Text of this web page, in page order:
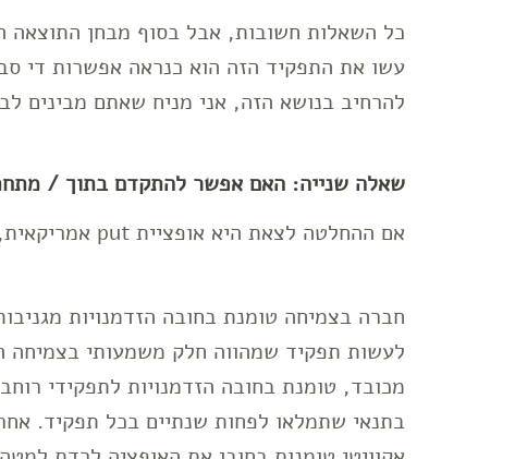
כל השאלות חשובות, אבל בסוף מבחן התוצאה
עשו את התפקיד הזה הוא כנראה אפשרות די
להרחיב בנושא הזה, אני מניח שאתם מבינים
שאלה שנייה: האם אפשר להתקדם בתוך /
אם ההחלטה לצאת היא אופציית put אמריקאית, מקום העבודה החדש הוא אופציית call.
חברה בצמיחה טומנת בחובה הזדמנויות
לעשות תפקיד שמהווה חלק משמעותי
מכובד, טומנת בחובה הזדמנויות לתפקידי
בתנאי שתמלאו לפחות שנתיים בכל תפקיד.